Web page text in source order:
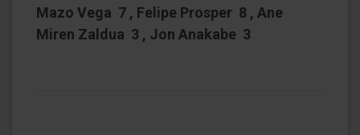
Mazo Vega 7 , Felipe Prosper 8 , Ane
Miren Zaldua 3 , Jon Anakabe 3